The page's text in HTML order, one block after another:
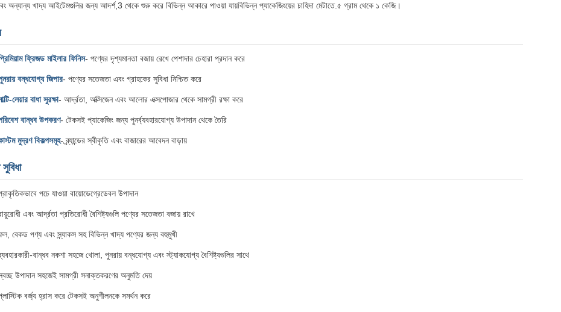
অন্যান্য খাদ্য আইটেমগুলির জন্য আদর্শ,3 থেকে শুরু করে বিভিন্ন আকারে পাওয়া যায়বিভিন্ন প্যাকেজিংয়ের চাহিদা মেটাতে.৫ গ্রাম থেকে ১ কেজি।
ফ্রিজড মাইলার ফিনিস- পণ্যের দৃশ্যমানতা বজায় রেখে পেশাদার চেহারা প্রদান করে
বন্ধযোগ্য জিপার- পণ্যের সতেজতা এবং গ্রাহকের সুবিধা নিশ্চিত করে
লেয়ার বাধা সুরক্ষা- আর্দ্রতা, অক্সিজেন এবং আলোর এক্সপোজার থেকে সামগ্রী রক্ষা করে
বান্ধব উপকরণ- টেকসই প্যাকেজিং জন্য পুনর্ব্যবহারযোগ্য উপাদান থেকে তৈরি
মুদ্রণ বিকল্পসমূহ- ব্র্যান্ডের স্বীকৃতি এবং বাজারের আবেদন বাড়ায়
পচে যাওয়া বায়োডেগ্রেডেবল উপাদান
এবং আর্দ্রতা প্রতিরোধী বৈশিষ্ট্যগুলি পণ্যের সতেজতা বজায় রাখে
বেকড পণ্য এবং স্ন্যাকস সহ বিভিন্ন খাদ্য পণ্যের জন্য বহুমুখী
বান্ধব নকশা সহজে খোলা, পুনরায় বন্ধযোগ্য এবং স্ট্যাকযোগ্য বৈশিষ্ট্যগুলির সাথে
উপাদান সহজেই সামগ্রী সনাক্তকরণের অনুমতি দেয়
বর্জ্য হ্রাস করে টেকসই অনুশীলনকে সমর্থন করে